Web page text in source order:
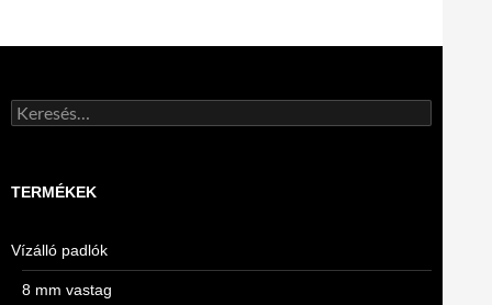
Keresés:
TERMÉKEK
Vízálló padlók
8 mm vastag